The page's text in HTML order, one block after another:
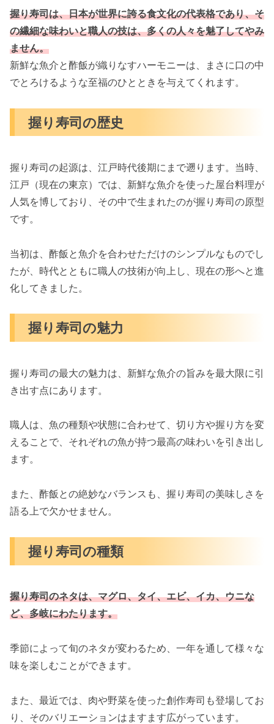
握り寿司は、日本が世界に誇る食文化の代表格であり、そ
の繊細な味わいと職人の技は、多くの人々を魅了してやみ
ません。
新鮮な魚介と酢飯が織りなすハーモニーは、まさに口の中
でとろけるような至福のひとときを与えてくれます。
握り寿司の歴史
握り寿司の起源は、江戸時代後期にまで遡ります。当時、
江戸（現在の東京）では、新鮮な魚介を使った屋台料理が
人気を博しており、その中で生まれたのが握り寿司の原型
です。
当初は、酢飯と魚介を合わせただけのシンプルなものでし
たが、時代とともに職人の技術が向上し、現在の形へと進
化してきました。
握り寿司の魅力
握り寿司の最大の魅力は、新鮮な魚介の旨みを最大限に引
き出す点にあります。
職人は、魚の種類や状態に合わせて、切り方や握り方を変
えることで、それぞれの魚が持つ最高の味わいを引き出し
ます。
また、酢飯との絶妙なバランスも、握り寿司の美味しさを
語る上で欠かせません。
握り寿司の種類
握り寿司のネタは、マグロ、タイ、エビ、イカ、ウニな
ど、多岐にわたります。
季節によって旬のネタが変わるため、一年を通して様々な
味を楽しむことができます。
また、最近では、肉や野菜を使った創作寿司も登場してお
り、そのバリエーションはますます広がっています。